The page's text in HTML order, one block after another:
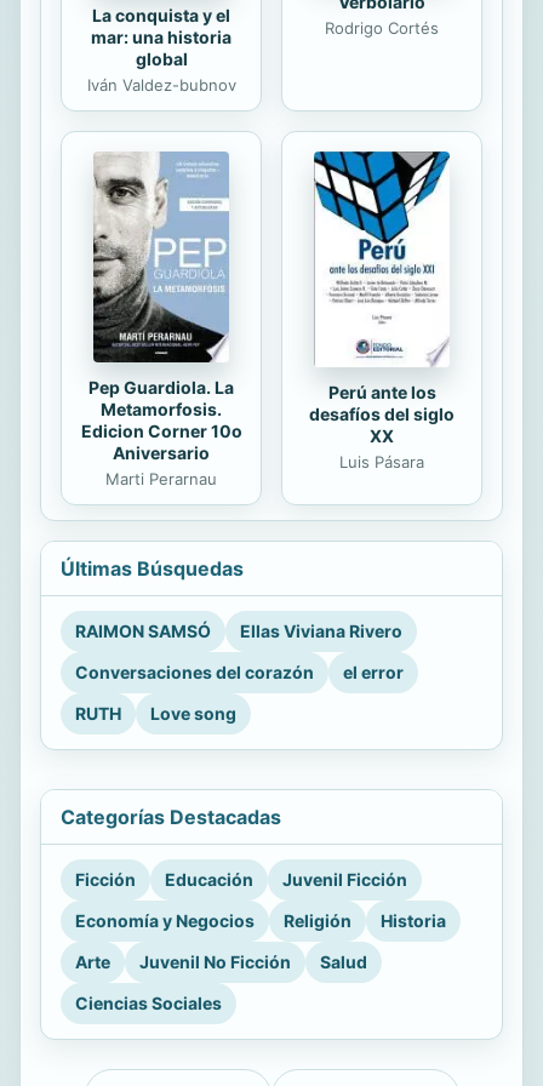
La conquista y el
mar: una historia
global
Iván Valdez-bubnov
Rodrigo Cortés
Pep Guardiola. La
Metamorfosis.
Edicion Corner 10o
Aniversario
Marti Perarnau
Perú ante los
desafíos del siglo
XX
Luis Pásara
Últimas Búsquedas
RAIMON SAMSÓ
Ellas Viviana Rivero
Conversaciones del corazón
el error
RUTH
Love song
Categorías Destacadas
Ficción Educación
Juvenil Ficción
Economía y Negocios
Religión
Historia
Arte
Juvenil No Ficción
Salud
Ciencias Sociales